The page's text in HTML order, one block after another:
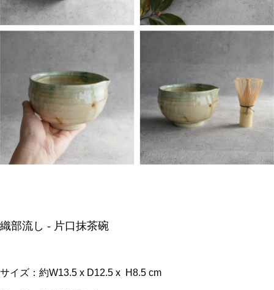
織部流し - 片口抹茶碗
サイズ：約W13.5 x D12.5 x H8.5 cm